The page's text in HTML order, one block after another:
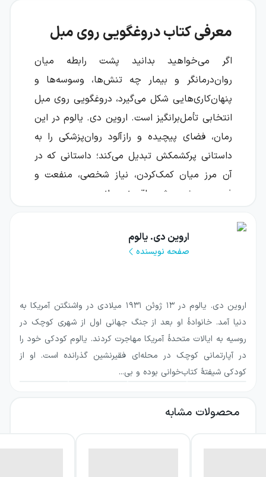
معرفی کتاب دروغگویی روی مبل
اگر می‌خواهید بدانید پشت رابطه میان
روان‌درمانگر و بیمار چه تنش‌ها، وسوسه‌ها و
پنهان‌کاری‌هایی شکل می‌گیرد، دروغگویی روی مبل
انتخابی تأمل‌برانگیز است. اروین دی. یالوم در این
رمان، فضای پیچیده و رازآلود روان‌پزشکی را به
داستانی پرکشمکش تبدیل می‌کند؛ داستانی که در
آن مرز میان کمک‌کردن، نیاز شخصی، منفعت و
فریب همیشه روشن باقی نمی‌ماند.
انگیزه‌های متفاوت، رابطه درمانگر و بیمار را از
زاویه‌ای انسانی و گاه تکان‌دهنده بررسی می‌کند.
درمان روح و ذهن دیگری مسئولیت می‌پذیرد،
خودش تا چه اندازه می‌تواند از ضعف‌ها،
خواسته‌ها و زخم‌های پنهانش فاصله بگیرد؟
درباره کتاب دروغگویی روی مبل
روان‌درمانی و پیچیدگی‌های اخلاقی رابطه پزشک و
اروین دی. یالوم
صفحه نویسنده
اروین دی. یالوم در ۱۳ ژوئن ۱۹۳۱ میلادی در واشنگتن آمریکا به
دنیا آمد. خانوادهٔ او بعد از جنگ جهانی اول از شهری کوچک در
روسیه به ایالات متحدهٔ آمریکا مهاجرت کردند. یالوم کودکی خود را
در آپارتمانی کوچک در محله‌ای فقیرنشین گذرانده است. او از
کودکی شیفتهٔ کتاب‌خوانی بوده و بی...
محصولات مشابه